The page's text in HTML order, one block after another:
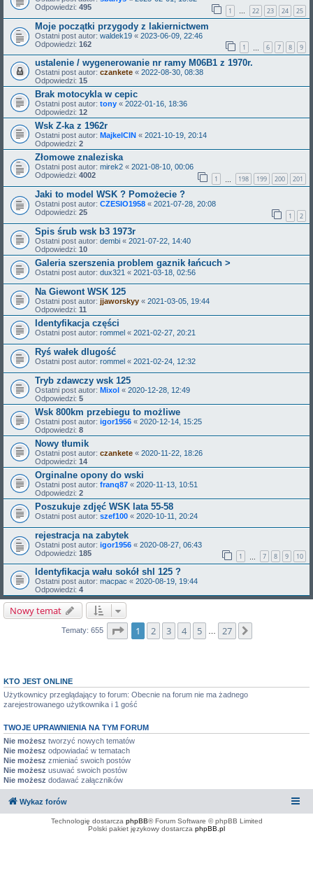
Odpowiedzi: 495 1 … 22 23 24 25
Moje początki przygody z lakiernictwem
Ostatni post autor: waldek19 « 2023-06-09, 22:46
Odpowiedzi: 162 1 6 7 8 9
ustalenie / wygenerowanie nr ramy M06B1 z 1970r.
Ostatni post autor: czankete « 2022-08-30, 08:38
Odpowiedzi: 15
Brak motocykla w cepic
Ostatni post autor: tony « 2022-01-16, 18:36
Odpowiedzi: 12
Wsk Z-ka z 1962r
Ostatni post autor: MajkelCIN « 2021-10-19, 20:14
Odpowiedzi: 2
Złomowe znaleziska
Ostatni post autor: mirek2 « 2021-08-10, 00:06
Odpowiedzi: 4002 1 198 199 200 201
Jaki to model WSK ? Pomożecie ?
Ostatni post autor: CZESIO1958 « 2021-07-28, 20:08
Odpowiedzi: 25 1 2
Spis śrub wsk b3 1973r
Ostatni post autor: dembi « 2021-07-22, 14:40
Odpowiedzi: 10
Galeria szerszenia problem gaznik łańcuch >
Ostatni post autor: dux321 « 2021-03-18, 02:56
Na Giewont WSK 125
Ostatni post autor: jjaworskyy « 2021-03-05, 19:44
Odpowiedzi: 11
Identyfikacja części
Ostatni post autor: rommel « 2021-02-27, 20:21
Ryś wałek dlugość
Ostatni post autor: rommel « 2021-02-24, 12:32
Tryb zdawczy wsk 125
Ostatni post autor: Mixol « 2020-12-28, 12:49
Odpowiedzi: 5
Wsk 800km przebiegu to możliwe
Ostatni post autor: igor1956 « 2020-12-14, 15:25
Odpowiedzi: 8
Nowy tłumik
Ostatni post autor: czankete « 2020-11-22, 18:26
Odpowiedzi: 14
Orginalne opony do wski
Ostatni post autor: franq87 « 2020-11-13, 10:51
Odpowiedzi: 2
Poszukuje zdjęć WSK lata 55-58
Ostatni post autor: szef100 « 2020-10-11, 20:24
rejestracja na zabytek
Ostatni post autor: igor1956 « 2020-08-27, 06:43
Odpowiedzi: 185 1 7 8 9 10
Identyfikacja wału sokół shl 125 ?
Ostatni post autor: macpac « 2020-08-19, 19:44
Odpowiedzi: 4
Nowy temat
Tematy: 655 Strona1 z27
1 2 3 4 5 … 27
KTO JEST ONLINE
Użytkownicy przeglądający to forum: Obecnie na forum nie ma żadnego
zarejestrowanego użytkownika i 1 gość
TWOJE UPRAWNIENIA NA TYM FORUM
Nie możesz tworzyć nowych tematów
Nie możesz odpowiadać w tematach
Nie możesz zmieniać swoich postów
Nie możesz usuwać swoich postów
Nie możesz dodawać załączników
Wykaz forów
Technologię dostarcza phpBB® Forum Software © phpBB Limited
Polski pakiet językowy dostarcza phpBB.pl